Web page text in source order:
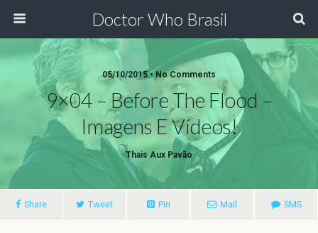
Doctor Who Brasil
05/10/2015 • No Comments
9×04 – Before The Flood –
Imagens E Vídeos!
Thais Aux Pavão
Share Tweet Pin Mail SMS